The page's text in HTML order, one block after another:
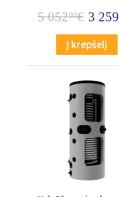
5 05200€ 3 259
Į krepšelį